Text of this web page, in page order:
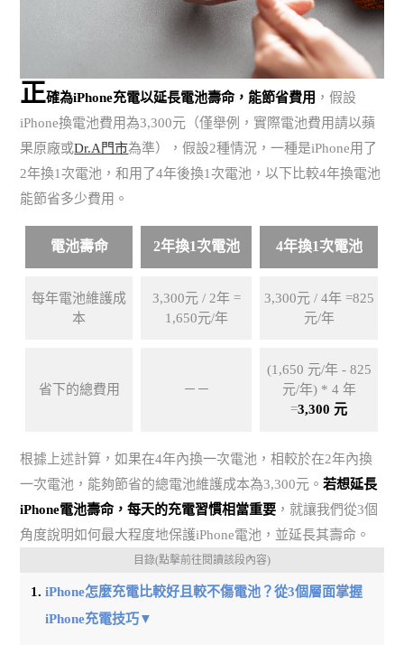
正確為iPhone充電以延長電池壽命，能節省費用 ，假設
iPhone換電池費用為3,300元（僅舉例，實際電池費用請以蘋
果原廠或Dr.A門市為準），假設2種情況，一種是iPhone用了
2年換1次電池，和用了4年後換1次電池，以下比較4年換電池
能節省多少費用。
電池壽命 2年換1次電池 4年換1次電池
每年電池維護成
本
3,300元 / 2年 =
1,650元/年
3,300元 / 4年 =825
元/年
省下的總費用 －－
(1,650 元/年 - 825
元/年) * 4 年
=3,300 元
根據上述計算，如果在4年內換一次電池，相較於在2年內換
一次電池，能夠節省的總電池維護成本為3,300元。若想延長
iPhone電池壽命，每天的充電習慣相當重要 ，就讓我們從3個
角度說明如何最大程度地保護iPhone電池，並延長其壽命。
目錄(點擊前往閱讀該段內容)
iPhone怎麼充電比較好且較不傷電池？從3個層面掌握
iPhone充電技巧▼